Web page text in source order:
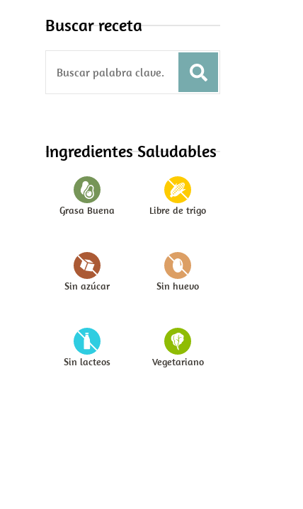
Buscar receta
c
Ingredientes Saludables
Grasa Buena Libre de trigo
Sin azúcar Sin huevo
Sin lacteos Vegetariano